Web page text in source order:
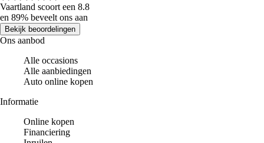
Vaartland scoort een 8.8
en 89% beveelt ons aan
Bekijk beoordelingen
Ons aanbod
Alle occasions
Alle aanbiedingen
Auto online kopen
Informatie
Online kopen
Financiering